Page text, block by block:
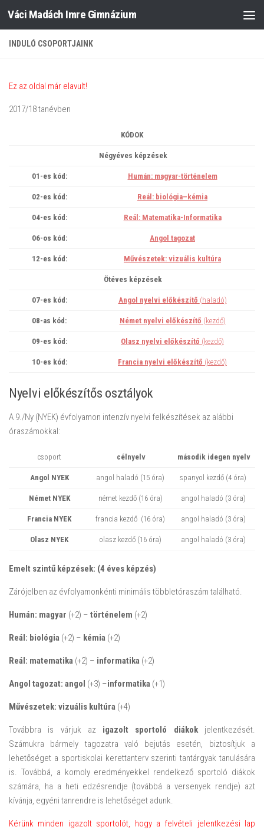
Skip to content
Váci Madách Imre Gimnázium
INDULÓ CSOPORTJAINK
Ez az oldal már elavult!
2017/18 tanévben
KÓDOK
Négyéves képzések
01-es kód: Humán: magyar-történelem
02-es kód: Reál: biológia–kémia
04-es kód: Reál: Matematika-Informatika
06-os kód: Angol tagozat
12-es kód: Művészetek: vizuális kultúra
Ötéves képzések
07-es kód: Angol nyelvi előkészítő (haladó)
08-as kód: Német nyelvi előkészítő (kezdő)
09-es kód: Olasz nyelvi előkészítő (kezdő)
10-es kód: Francia nyelvi előkészítő (kezdő)
Nyelvi előkészítős osztályok
A 9./Ny (NYEK) évfolyamon intenzív nyelvi felkészítések az alábbi
óraszámokkal:
csoport célnyelv második idegen nyelv
Angol NYEK angol haladó (15 óra) spanyol kezdő (4 óra)
Német NYEK német kezdő (16 óra) angol haladó (3 óra)
Francia NYEK francia kezdő (16 óra) angol haladó (3 óra)
Olasz NYEK olasz kezdő (16 óra) angol haladó (3 óra)
Emelt szintű képzések: (4 éves képzés)
Zárójelben az évfolyamonkénti minimális többletóraszám található.
Humán: magyar (+2) – történelem (+2)
Reál: biológia (+2) – kémia (+2)
Reál: matematika (+2) – informatika (+2)
Angol tagozat: angol (+3) –informatika (+1)
Művészetek: vizuális kultúra (+4)
Továbbra is várjuk az igazolt sportoló diákokjelentkezését.
Számukra bármely tagozatra való bejutás esetén, biztosítjuk a
lehetőséget a sportiskolai kerettanterv szerinti tantárgyak tanulására
is. Továbbá, a komoly eredményekkel rendelkező sportoló diákok
számára, ha a heti edzésrendje (továbbá a versenyek rendje) azt
kívánja, egyéni tanrendre is lehetőséget adunk.
Kérünk minden igazolt sportolót, hogy a felvételi jelentkezési lap